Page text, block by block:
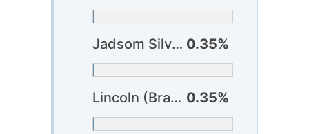
Jadsom Silva (Bragantino) 0.35%
Lincoln (Bragantino) ? 0.35%